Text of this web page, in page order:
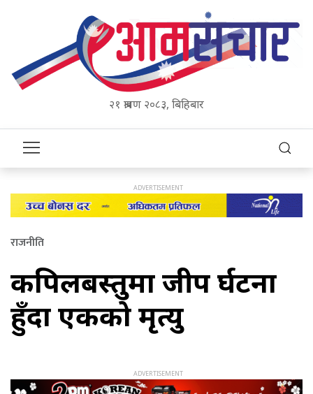
२१ श्रावण २०८३, बिहिबार
राजनीति
कपिलबस्तुमा जीप दुर्घटना
हुँदा एकको मृत्यु